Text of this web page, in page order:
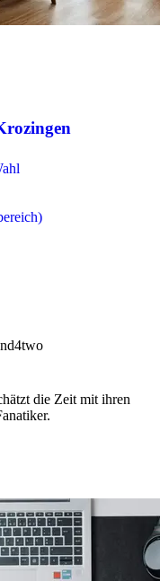
die Zeit mit ihren